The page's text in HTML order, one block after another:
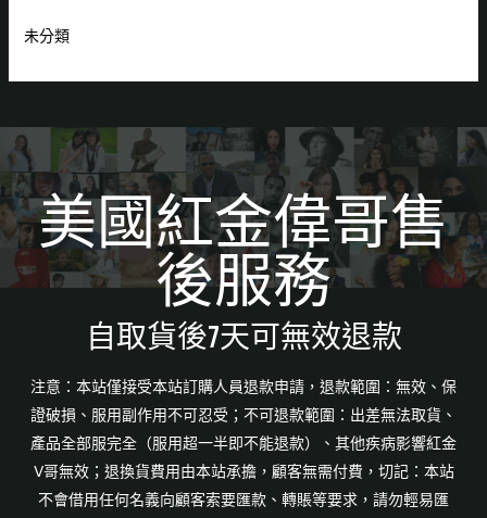
未分類
美國紅金偉哥售
後服務
自取貨後7天可無效退款
注意：本站僅接受本站訂購人員退款申請，退款範圍：無效、保
證破損、服用副作用不可忍受；不可退款範圍：出差無法取貨、
產品全部服完全（服用超一半即不能退款）、其他疾病影響紅金
V哥無效；退換貨費用由本站承擔，顧客無需付費，切記：本站
不會借用任何名義向顧客索要匯款、轉賬等要求，請勿輕易匯